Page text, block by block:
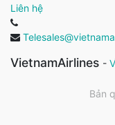
Liên hệ
VietnamAirlines -
Bản